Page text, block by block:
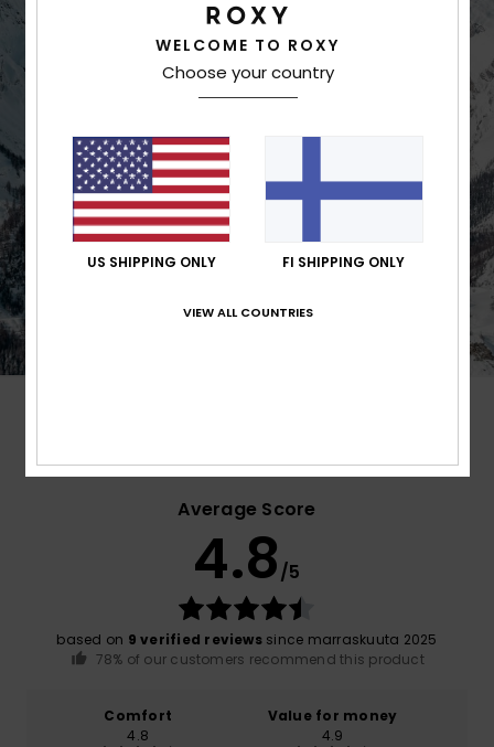
Average Score
4.8/5
based on 9 verified reviewssince marraskuuta 2025
78% of our customers recommend this product
Comfort
4.8
Value for money
4.9
WELCOME TO ROXY
Choose your country
US SHIPPING ONLY FI SHIPPING ONLY
VIEW ALL COUNTRIES